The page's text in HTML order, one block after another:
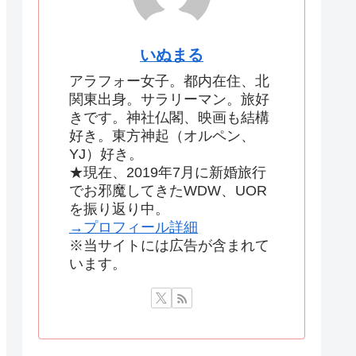
いぬまる
アラフォー女子。都内在住、北
関東出身。サラリーマン。旅好
きです。神社仏閣、映画も結構
好き。東方神起（オルペン、
YJ）好き。
★現在、2019年7月に新婚旅行
でお邪魔してきたWDW、UOR
を振り返り中。
→プロフィール詳細
※当サイトには広告が含まれて
います。